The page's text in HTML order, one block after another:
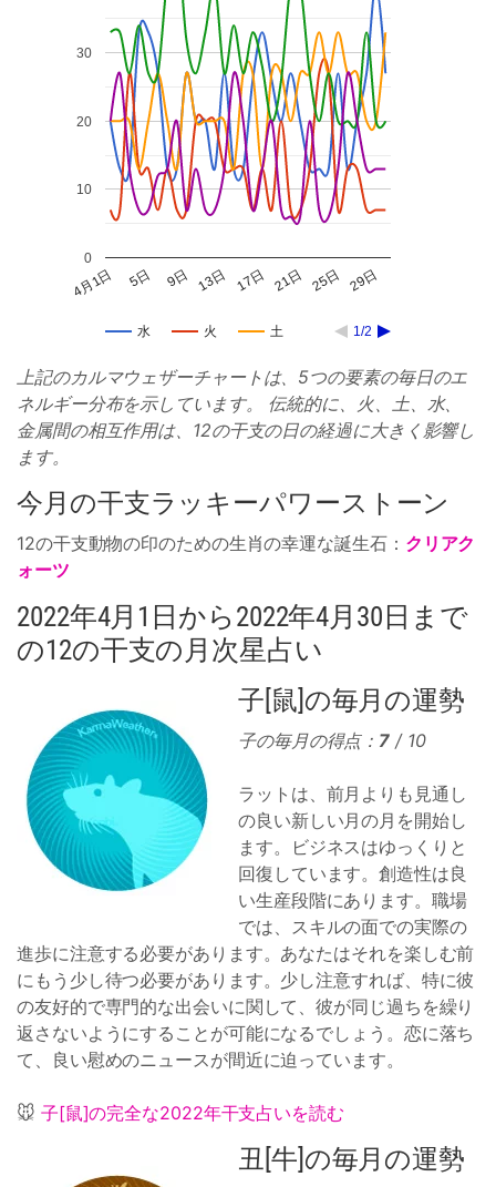
水 火 土 1/2
4月1日 5日 9日 13日 17日 21日 25日 29日
0
10
20
30
上記のカルマウェザーチャートは、5つの要素の毎日のエ
ネルギー分布を示しています。 伝統的に、火、土、水、
金属間の相互作用は、12の干支の日の経過に大きく影響し
ます。
今月の干支ラッキーパワーストーン
12の干支動物の印のための生肖の幸運な誕生石： クリアク
ォーツ
2022年4月1日から2022年4月30日まで
の12の干支の月次星占い
子[鼠]の毎月の運勢
子の毎月の得点： 7 / 10
ラットは、前月よりも見通し
の良い新しい月の月を開始し
ます。ビジネスはゆっくりと
回復しています。創造性は良
い生産段階にあります。職場
では、スキルの面での実際の
進歩に注意する必要があります。あなたはそれを楽しむ前
にもう少し待つ必要があります。少し注意すれば、特に彼
の友好的で専門的な出会いに関して、彼が同じ過ちを繰り
返さないようにすることが可能になるでしょう。恋に落ち
て、良い慰めのニュースが間近に迫っています。
🐭 子[鼠]の完全な2022年干支占いを読む
丑[牛]の毎月の運勢